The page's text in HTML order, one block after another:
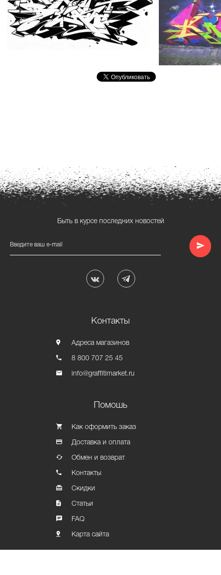
Быть в курсе последних новостей
Введите ваш e-mail
Контакты
Адреса магазинов
8 800 707 25 45
info@graffitimarket.ru
Помошь
Как оформить заказ
Доставка и оплата
Обмен и возврат
Контакты
Скидки
Статьи
FAQ
Карта сайта